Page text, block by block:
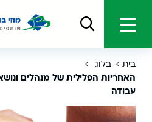
בית
בלוג
האחריות הפלילית של מנהלים
עבודה